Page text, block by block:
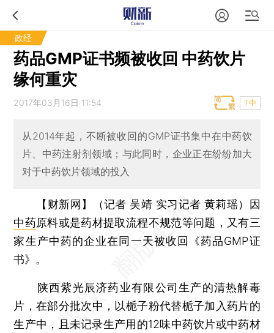
政经
药品GMP证书频被收回 中药饮片
缘何重灾
2017年03月16日 11:54 T中
从2014年起，不断被收回的GMP证书集中在中药饮
片、中药注射剂领域；与此同时，企业正在纷纷加大
对于中药饮片领域的投入
【财新网】（记者 吴靖 实习记者 黄莉瑶）
因
中药原料或是药材提取流程不规范等问题，又有三
家生产中药的企业在同一天被收回《药品GMP证
书》。
陕西紫光辰济药业有限公司生产的清热解毒
片，在部分批次中，以栀子粉代替栀子加入药片的
生产中，且未记录生产用的12味中药饮片或中药材